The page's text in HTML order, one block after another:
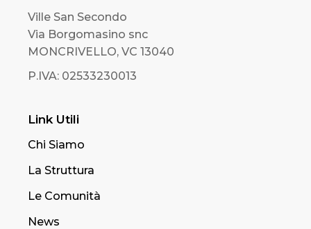
Ville San Secondo
Via Borgomasino snc
MONCRIVELLO, VC 13040
P.IVA: 02533230013
Link Utili
Chi Siamo
La Struttura
Le Comunità
News